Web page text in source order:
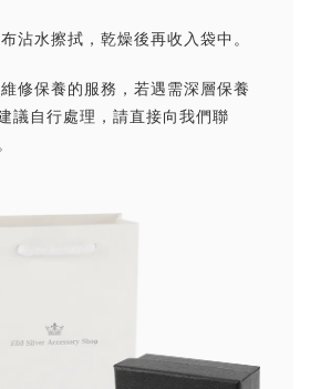
沾水擦拭，乾燥後再收入袋中。
修保養的服務，若遇需深層保養
議自行處理，請直接向我們聯